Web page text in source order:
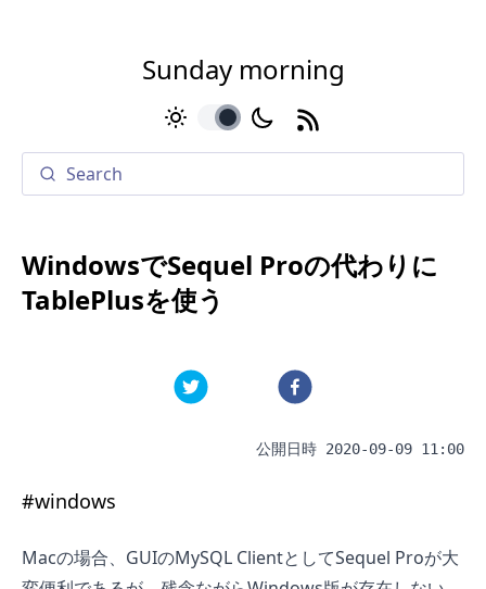
Sunday morning
toggle
WindowsでSequel Proの代わりに
TablePlusを使う
公開日時 2020-09-09 11:00
#windows
Macの場合、GUIのMySQL ClientとしてSequel Proが大